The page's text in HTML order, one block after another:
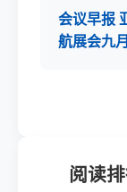
会议早报
航展会九月
阅读